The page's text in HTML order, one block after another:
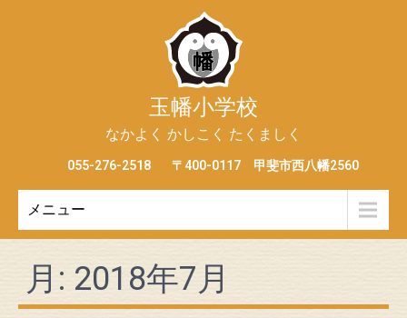
玉幡小学校
なかよく かしこく たくましく
055-276-2518 〒400-0117 甲斐市西八幡2560
メニュー
月: 2018年7月